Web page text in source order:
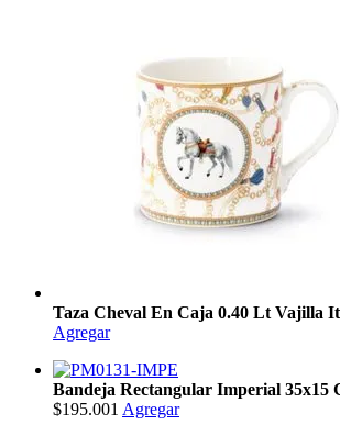
Taza Cheval En Caja 0.40 Lt Vajilla
Agregar
Bandeja Rectangular Imperial 35x15
$195.001 Agregar